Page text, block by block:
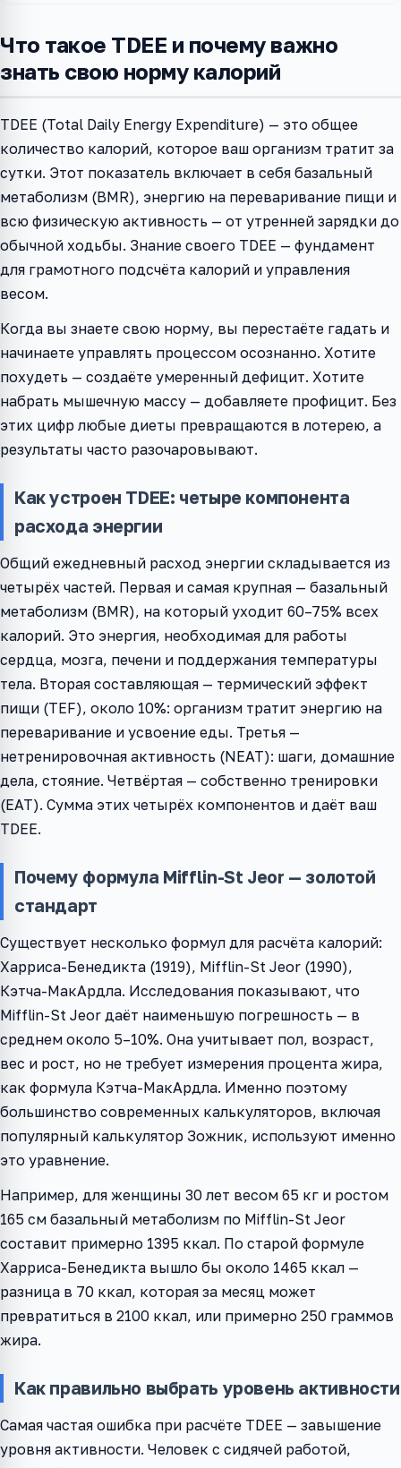
Что такое TDEE и почему важно
знать свою норму калорий
TDEE (Total Daily Energy Expenditure) — это общее
количество калорий, которое ваш организм тратит за
сутки. Этот показатель включает в себя базальный
метаболизм (BMR), энергию на переваривание пищи и
всю физическую активность — от утренней зарядки до
обычной ходьбы. Знание своего TDEE — фундамент
для грамотного подсчёта калорий и управления
весом.
Когда вы знаете свою норму, вы перестаёте гадать и
начинаете управлять процессом осознанно. Хотите
похудеть — создаёте умеренный дефицит. Хотите
набрать мышечную массу — добавляете профицит. Без
этих цифр любые диеты превращаются в лотерею, а
результаты часто разочаровывают.
Как устроен TDEE: четыре компонента
расхода энергии
Общий ежедневный расход энергии складывается из
четырёх частей. Первая и самая крупная — базальный
метаболизм (BMR), на который уходит 60–75% всех
калорий. Это энергия, необходимая для работы
сердца, мозга, печени и поддержания температуры
тела. Вторая составляющая — термический эффект
пищи (TEF), около 10%: организм тратит энергию на
переваривание и усвоение еды. Третья —
нетренировочная активность (NEAT): шаги, домашние
дела, стояние. Четвёртая — собственно тренировки
(EAT). Сумма этих четырёх компонентов и даёт ваш
TDEE.
Почему формула Mifflin-St Jeor — золотой
стандарт
Существует несколько формул для расчёта калорий:
Харриса-Бенедикта (1919), Mifflin-St Jeor (1990),
Кэтча-МакАрдла. Исследования показывают, что
Mifflin-St Jeor даёт наименьшую погрешность — в
среднем около 5–10%. Она учитывает пол, возраст,
вес и рост, но не требует измерения процента жира,
как формула Кэтча-МакАрдла. Именно поэтому
большинство современных калькуляторов, включая
популярный калькулятор Зожник, используют именно
это уравнение.
Например, для женщины 30 лет весом 65 кг и ростом
165 см базальный метаболизм по Mifflin-St Jeor
составит примерно 1395 ккал. По старой формуле
Харриса-Бенедикта вышло бы около 1465 ккал —
разница в 70 ккал, которая за месяц может
превратиться в 2100 ккал, или примерно 250 граммов
жира.
Как правильно выбрать уровень активности
Самая частая ошибка при расчёте TDEE — завышение
уровня активности. Человек с сидячей работой,